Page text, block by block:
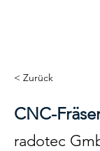
< Zurück
CNC-
radotec